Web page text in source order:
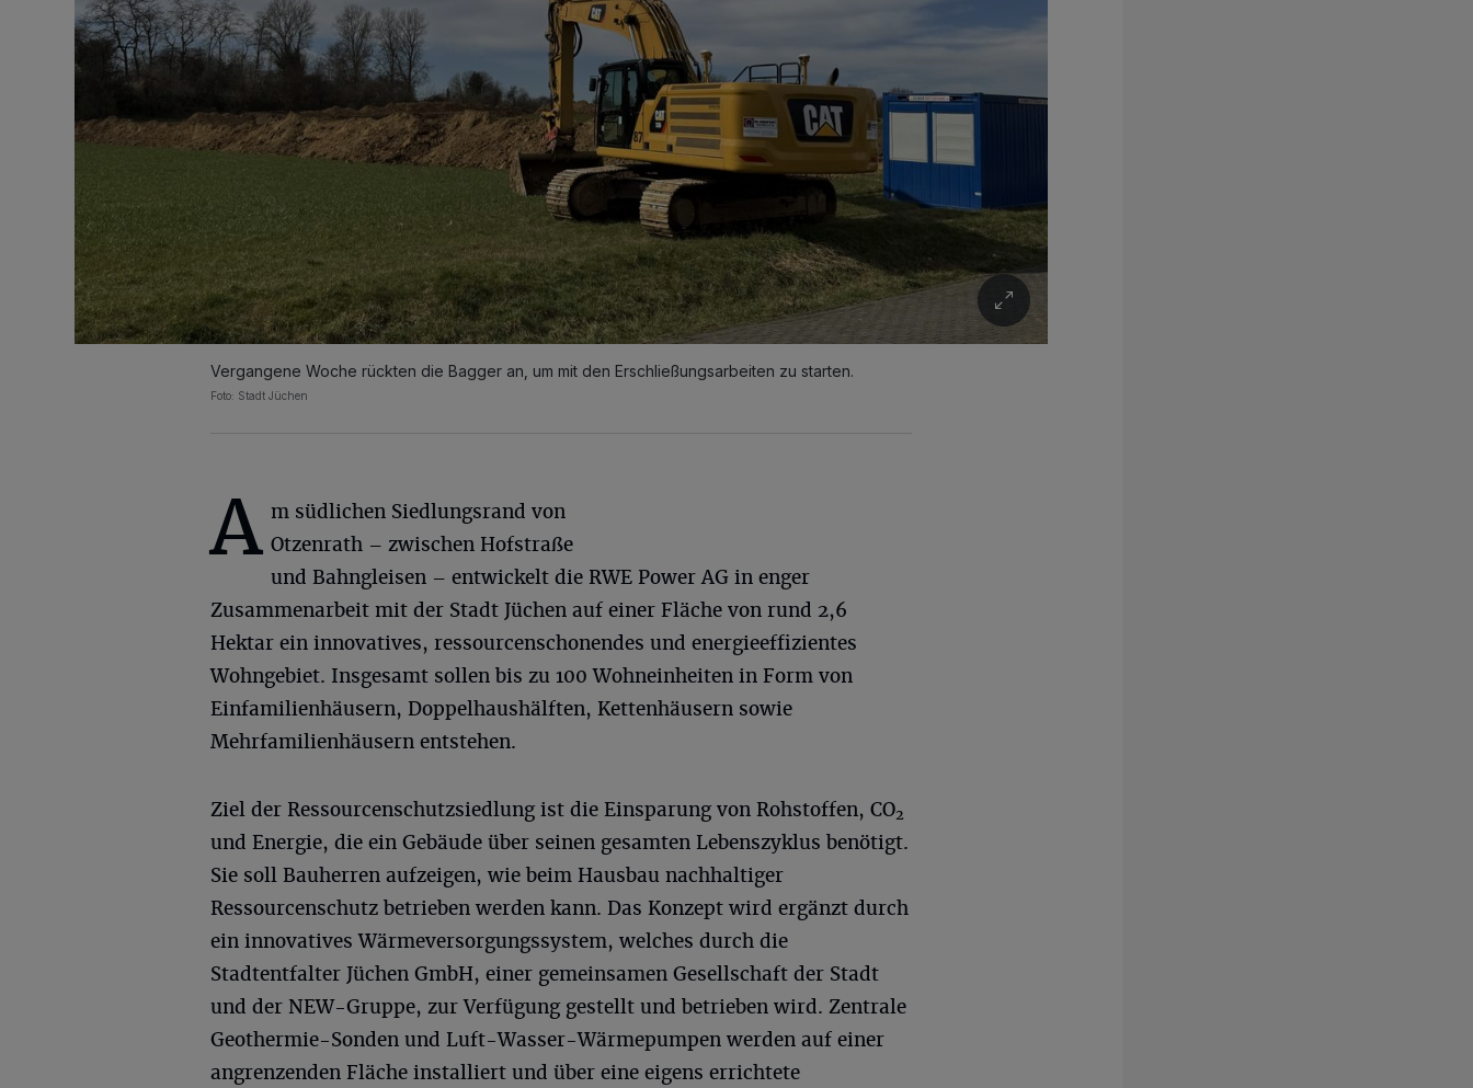
Vergangene Woche rückten die Bagger an, um mit den Erschließungsarbeiten zu starten.
Foto: Stadt Jüchen
A m südlichen Siedlungsrand von
Otzenrath – zwischen Hofstraße
und Bahngleisen – entwickelt die RWE Power AG in enger
Zusammenarbeit mit der Stadt Jüchen auf einer Fläche von rund 2,6
Hektar ein innovatives, ressourcenschonendes und energieeffizientes
Wohngebiet. Insgesamt sollen bis zu 100 Wohneinheiten in Form von
Einfamilienhäusern, Doppelhaushälften, Kettenhäusern sowie
Mehrfamilienhäusern entstehen.
Ziel der Ressourcenschutzsiedlung ist die Einsparung von Rohstoffen, CO2
und Energie, die ein Gebäude über seinen gesamten Lebenszyklus benötigt.
Sie soll Bauherren aufzeigen, wie beim Hausbau nachhaltiger
Ressourcenschutz betrieben werden kann. Das Konzept wird ergänzt durch
ein innovatives Wärmeversorgungssystem, welches durch die
Stadtentfalter Jüchen GmbH, einer gemeinsamen Gesellschaft der Stadt
und der NEW-Gruppe, zur Verfügung gestellt und betrieben wird. Zentrale
Geothermie-Sonden und Luft-Wasser-Wärmepumpen werden auf einer
angrenzenden Fläche installiert und über eine eigens errichtete